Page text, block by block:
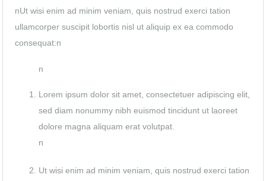
nUt wisi enim ad minim veniam, quis nostrud exerci tation
ullamcorper suscipit lobortis nisl ut aliquip ex ea commodo
consequat:n
n
Lorem ipsum dolor sit amet, consectetuer adipiscing elit,
sed diam nonummy nibh euismod tincidunt ut laoreet
dolore magna aliquam erat volutpat.
n
Ut wisi enim ad minim veniam, quis nostrud exerci tation